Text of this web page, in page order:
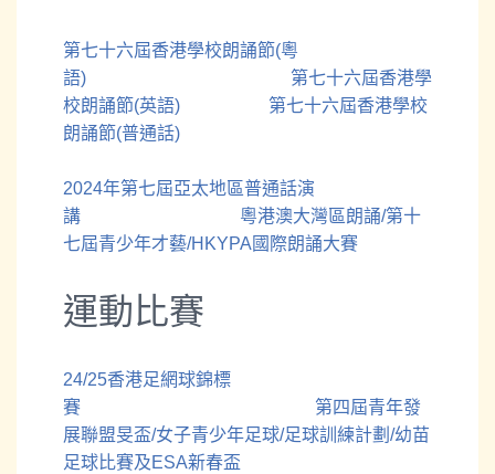
第七十六屆香港學校朗誦節(粵
語)
第七十六屆香港學
校朗誦節(英語)
第七十六屆香港學校
朗誦節(普通話)
2024年第七屆亞太地區普通話演
講
粵港澳大灣區朗誦/第十
七屆青少年才藝/HKYPA國際朗誦大賽
運動比賽
24/25香港足網球錦標
賽
第四屆青年發
展聯盟旻盃/女子青少年足球/足球訓練計劃/幼苗
足球比賽及ESA新春盃